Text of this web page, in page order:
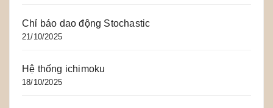
Chỉ báo dao động Stochastic
21/10/2025
Hệ thống ichimoku
18/10/2025